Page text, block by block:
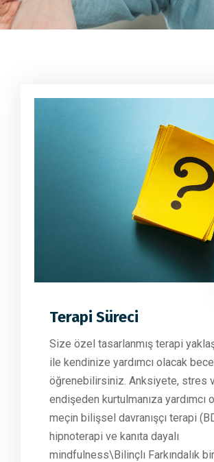
Terapi Süreci
Size özel tasarlanmış terapi
ile kendinize yardımcı olacak
öğrenebilirsiniz. Anksiyete, stres
endişeden kurtulmanıza yardımcı
meçin bilişsel davranışçı terapi
hipnoterapi ve kanıta dayalı
mindfulness\Bilinçlı Farkındalık bir